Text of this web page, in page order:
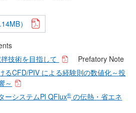
）
技術を目指して
Prefatory Note
るCFD/PIV による経験則の数値化～投
～
ーシステムPl QFlux®の伝熱・省エネ